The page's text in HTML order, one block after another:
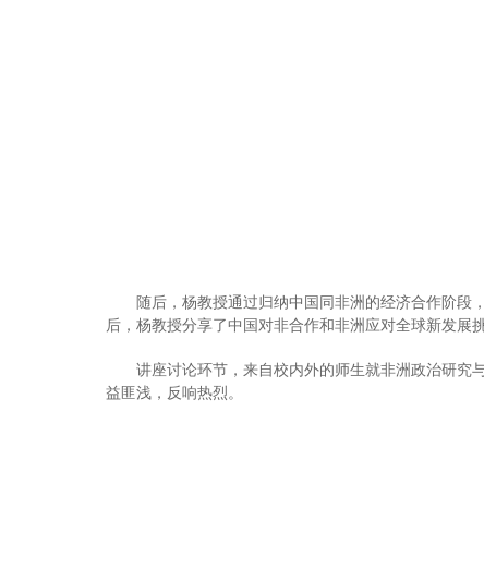
随后，杨教授通过归纳中国同非洲的经济合作阶段
后，杨教授分享了中国对非合作和非洲应对全球新发展
讲座讨论环节，来自校内外的师生就非洲政治研究
益匪浅，反响热烈。